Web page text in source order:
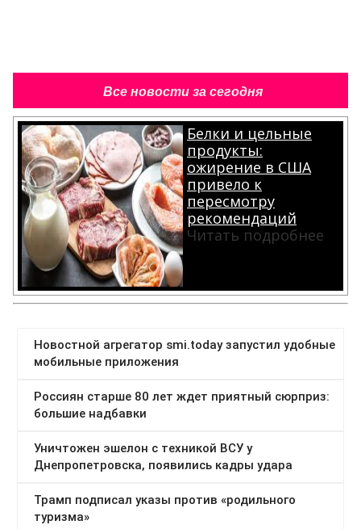
Все новости за сегодня
Белки и цельные
продукты:
ожирение в США
привело к
пересмотру
рекомендаций
Читать подробнее